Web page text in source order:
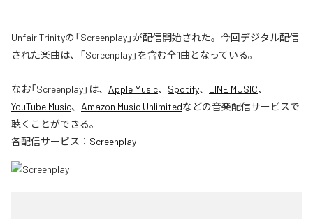
Unfair Trinityの「Screenplay」が配信開始された。今回デジタル配信
された楽曲は、「Screenplay」を含む全1曲となっている。
なお「Screenplay」は、 Apple Music、 Spotify、 LINE MUSIC、
YouTube Music、 Amazon Music Unlimitedなどの音楽配信サービスで
聴くことができる。
各配信サービス： Screenplay